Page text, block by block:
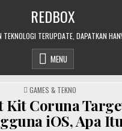
REDBOX
TEKNOLOGI TERUPDATE, DAPATKAN
MENU
POSTED
IN
GAMES & TEKNO
Kit Coruna
iOS, Apa